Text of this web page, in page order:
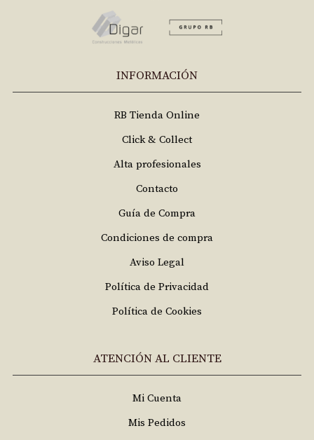
INFORMACIÓN
RB Tienda Online
Click & Collect
Alta profesionales
Contacto
Guía de Compra
Condiciones de compra
Aviso Legal
Política de Privacidad
Política de Cookies
ATENCIÓN AL CLIENTE
Mi Cuenta
Mis Pedidos